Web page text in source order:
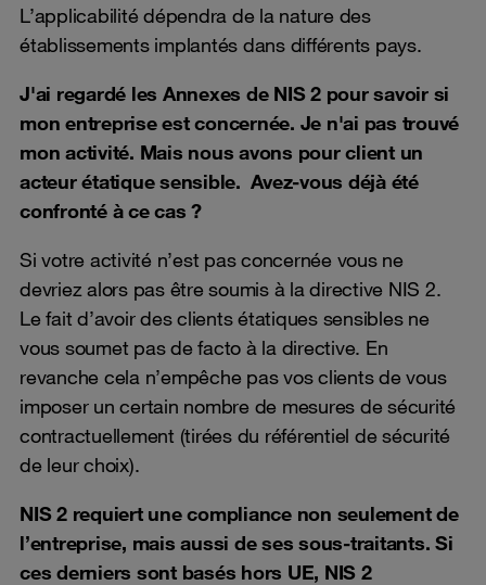
L’applicabilité dépendra de la nature des
établissements implantés dans différents pays.
J'ai regardé les Annexes de NIS 2 pour savoir si
mon entreprise est concernée. Je n'ai pas trouvé
mon activité. Mais nous avons pour client un
acteur étatique sensible. Avez-vous déjà été
confronté à ce cas ?
Si votre activité n’est pas concernée vous ne
devriez alors pas être soumis à la directive NIS 2.
Le fait d’avoir des clients étatiques sensibles ne
vous soumet pas de facto à la directive. En
revanche cela n’empêche pas vos clients de vous
imposer un certain nombre de mesures de sécurité
contractuellement (tirées du référentiel de sécurité
de leur choix).
NIS 2 requiert une compliance non seulement de
l’entreprise, mais aussi de ses sous-traitants. Si
ces derniers sont basés hors UE, NIS 2